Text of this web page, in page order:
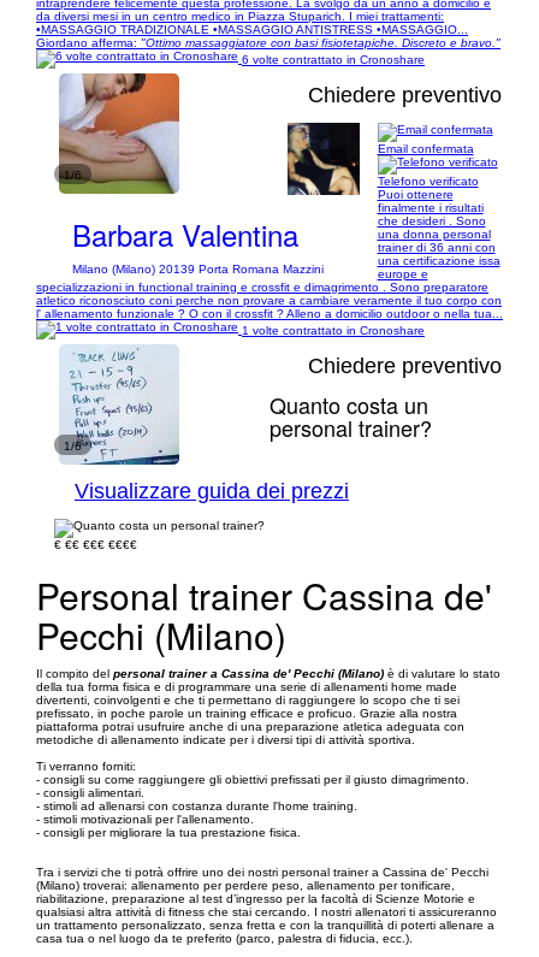
intraprendere felicemente questa professione. La svolgo da un anno a domicilio e
da diversi mesi in un centro medico in Piazza Stuparich. I miei trattamenti:
•MASSAGGIO TRADIZIONALE •MASSAGGIO ANTISTRESS •MASSAGGIO...
Giordano afferma: "Ottimo massaggiatore con basi fisiotetapiche. Discreto e bravo."
6 volte contrattato in Cronoshare
1/6
Chiedere preventivo
Barbara Valentina
Milano (Milano) 20139 Porta Romana Mazzini
Email confermata
Telefono verificato
Puoi ottenere
finalmente i risultati
che desideri . Sono
una donna personal
trainer di 36 anni con
una certificazione issa
europe e
specializzazioni in functional training e crossfit e dimagrimento . Sono preparatore
atletico riconosciuto coni perche non provare a cambiare veramente il tuo corpo con
l' allenamento funzionale ? O con il crossfit ? Alleno a domicilio outdoor o nella tua...
1 volte contrattato in Cronoshare
1/6
Chiedere preventivo
Quanto costa un
personal trainer?
Visualizzare guida dei prezzi
€ €€ €€€ €€€€
Personal trainer Cassina de'
Pecchi (Milano)
Il compito del personal trainer a Cassina de' Pecchi (Milano) è di valutare lo stato
della tua forma fisica e di programmare una serie di allenamenti home made
divertenti, coinvolgenti e che ti permettano di raggiungere lo scopo che ti sei
prefissato, in poche parole un training efficace e proficuo. Grazie alla nostra
piattaforma potrai usufruire anche di una preparazione atletica adeguata con
metodiche di allenamento indicate per i diversi tipi di attività sportiva.
Ti verranno forniti:
- consigli su come raggiungere gli obiettivi prefissati per il giusto dimagrimento.
- consigli alimentari.
- stimoli ad allenarsi con costanza durante l'home training.
- stimoli motivazionali per l'allenamento.
- consigli per migliorare la tua prestazione fisica.
Tra i servizi che ti potrà offrire uno dei nostri personal trainer a Cassina de' Pecchi
(Milano) troverai: allenamento per perdere peso, allenamento per tonificare,
riabilitazione, preparazione al test d’ingresso per la facoltà di Scienze Motorie e
qualsiasi altra attività di fitness che stai cercando. I nostri allenatori ti assicureranno
un trattamento personalizzato, senza fretta e con la tranquillità di poterti allenare a
casa tua o nel luogo da te preferito (parco, palestra di fiducia, ecc.).